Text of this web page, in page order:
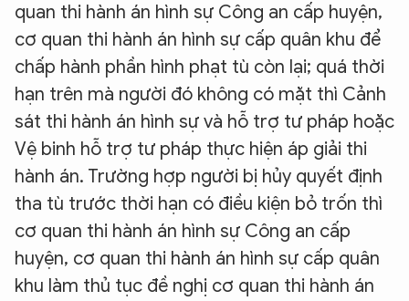
quan thi hành án hình sự Công an cấp huyện,
cơ quan thi hành án hình sự cấp quân khu để
chấp hành phần hình phạt tù còn lại; quá thời
hạn trên mà người đó không có mặt thì Cảnh
sát thi hành án hình sự và hỗ trợ tư pháp hoặc
Vệ binh hỗ trợ tư pháp thực hiện áp giải thi
hành án. Trường hợp người bị hủy quyết định
tha tù trước thời hạn có điều kiện bỏ trốn thì
cơ quan thi hành án hình sự Công an cấp
huyện, cơ quan thi hành án hình sự cấp quân
khu làm thủ tục đề nghị cơ quan thi hành án